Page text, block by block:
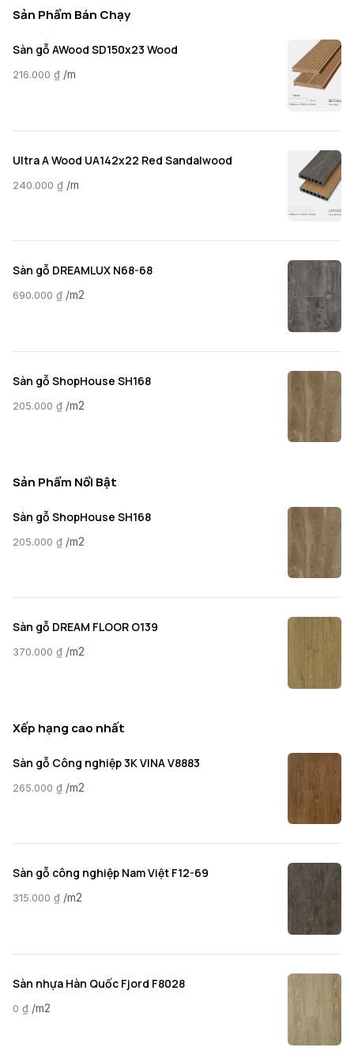
Sản Phẩm Bán Chạy
Sàn gỗ AWood SD150x23 Wood
216.000 ₫ /m
Ultra A Wood UA142x22 Red Sandalwood
240.000 ₫ /m
Sàn gỗ DREAMLUX N68-68
690.000 ₫ /m2
Sàn gỗ ShopHouse SH168
205.000 ₫ /m2
Sản Phẩm Nổi Bật
Sàn gỗ ShopHouse SH168
205.000 ₫ /m2
Sàn gỗ DREAM FLOOR O139
370.000 ₫ /m2
Xếp hạng cao nhất
Sàn gỗ Công nghiệp 3K VINA V8883
265.000 ₫ /m2
Sàn gỗ công nghiệp Nam Việt F12-69
315.000 ₫ /m2
Sàn nhựa Hàn Quốc Fjord F8028
0 ₫ /m2